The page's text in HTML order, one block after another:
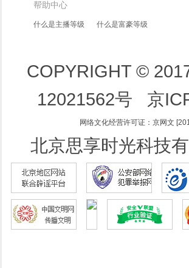
帮助中心
什么是主播等级 什么是富豪等级
COPYRIGHT ©
12021562号
京
网络文化经营许可证：京网文
北京思享时光科技